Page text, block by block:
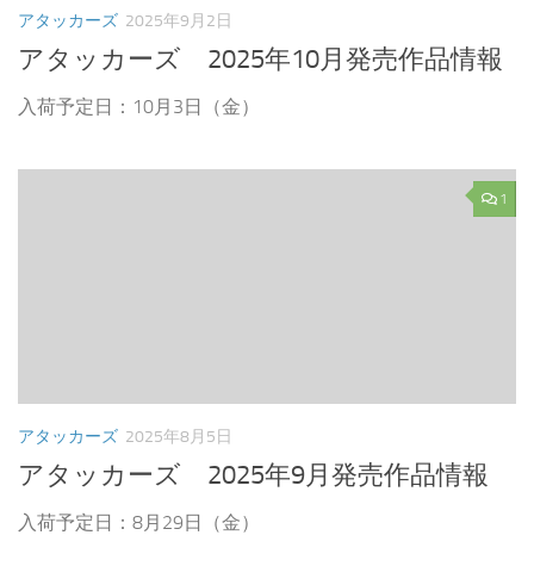
アタッカーズ 2025年9月2日
アタッカーズ 2025年10月発売作品情報
入荷予定日：10月3日（金）
1
アタッカーズ 2025年8月5日
アタッカーズ 2025年9月発売作品情報
入荷予定日：8月29日（金）